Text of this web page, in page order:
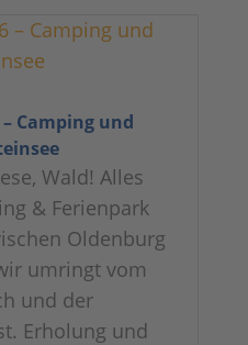
Camping und
Wald! Alles
& Ferienpark
Oldenburg
umringt vom
und der
Erholung und